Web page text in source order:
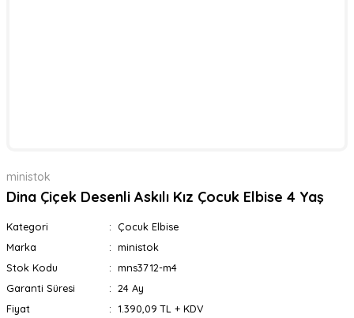
ministok
Dina Çiçek Desenli Askılı Kız Çocuk Elbise 4 Yaş
Kategori
Çocuk Elbise
Marka
ministok
Stok Kodu
mns3712-m4
Garanti Süresi
24 Ay
Fiyat
1.390,09 TL + KDV